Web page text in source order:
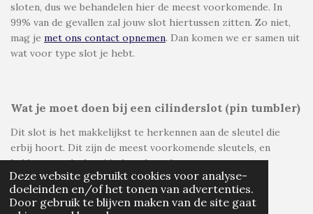
Deze website gebruikt cookies voor analyse-
doeleinden en/of het tonen van advertenties.
Door gebruik te blijven maken van de site gaat
sloten, dus we behandelen hier de meest voorkomende. In
99% van de gevallen zal jouw slot hiertussen zitten. Zo niet,
mag je met ons contact opnemen. Dan komen we er samen uit
wat voor type slot je hebt.
Wat je moet doen bij een cilinderslot (pin tumbler)
Dit slot is het makkelijkst te herkennen aan de sleutel die
erbij hoort. Dit zijn de meest voorkomende sleutels, en
hebben aan slechts één kant kartels.
NLBedrijfsvermelding.nl - Gratis uw bedr